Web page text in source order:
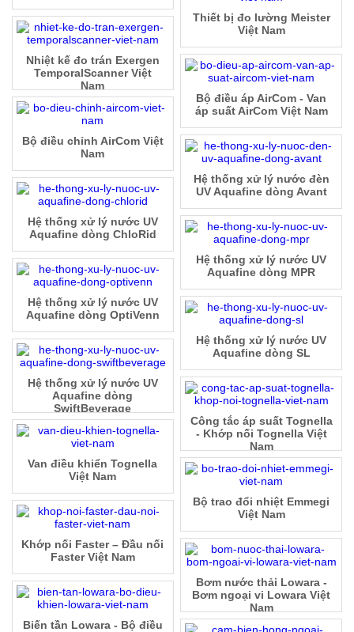
Thiết bị đo lường Meister
Việt Nam
Nhiệt kế đo trán Exergen
TemporalScanner Việt
Nam
Bộ điều áp AirCom - Van
áp suất AirCom Việt Nam
Bộ điều chỉnh AirCom Việt
Nam
Hệ thống xử lý nước đèn
UV Aquafine dòng Avant
Hệ thống xử lý nước UV
Aquafine dòng ChloRid
Hệ thống xử lý nước UV
Aquafine dòng MPR
Hệ thống xử lý nước UV
Aquafine dòng OptiVenn
Hệ thống xử lý nước UV
Aquafine dòng SL
Hệ thống xử lý nước UV
Aquafine dòng
SwiftBeverage
Công tắc áp suất Tognella
- Khớp nối Tognella Việt
Nam
Van điều khiển Tognella
Việt Nam
Bộ trao đổi nhiệt Emmegi
Việt Nam
Khớp nối Faster – Đầu nối
Faster Việt Nam
Bơm nước thải Lowara -
Bơm ngoại vi Lowara Việt
Nam
Biến tần Lowara - Bộ điều